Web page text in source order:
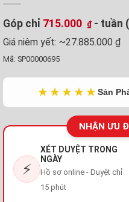
Góp chỉ 715.000 ₫ - tuần
Giá niêm yết: ~27.885.000 ₫
Mã: SP00000695
★★★★★Sản
NHẬN ƯU
⚡
XÉT DUYỆT TRONG
NGÀY
Hồ sơ online - Duyệt chỉ
15 phút